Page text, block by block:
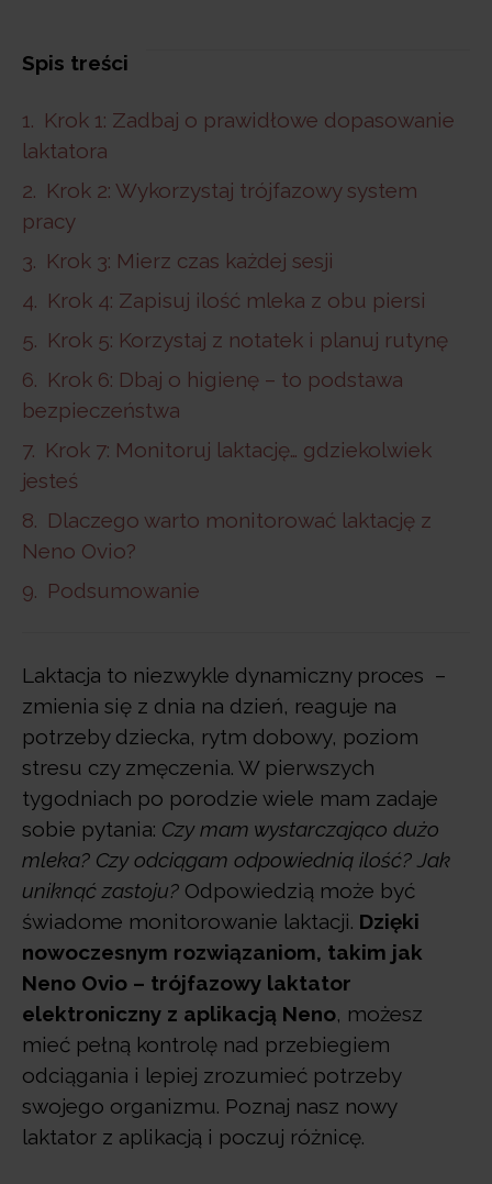
Spis treści
Krok 1: Zadbaj o prawidłowe dopasowanie
laktatora
Krok 2: Wykorzystaj trójfazowy system
pracy
Krok 3: Mierz czas każdej sesji
Krok 4: Zapisuj ilość mleka z obu piersi
Krok 5: Korzystaj z notatek i planuj rutynę
Krok 6: Dbaj o higienę – to podstawa
bezpieczeństwa
Krok 7: Monitoruj laktację… gdziekolwiek
jesteś
Dlaczego warto monitorować laktację z
Neno Ovio?
Podsumowanie
Laktacja to niezwykle dynamiczny proces –
zmienia się z dnia na dzień, reaguje na
potrzeby dziecka, rytm dobowy, poziom
stresu czy zmęczenia. W pierwszych
tygodniach po porodzie wiele mam zadaje
sobie pytania: Czy mam wystarczająco dużo
mleka? Czy odciągam odpowiednią ilość? Jak
uniknąć zastoju? Odpowiedzią może być
świadome monitorowanie laktacji. Dzięki
nowoczesnym rozwiązaniom, takim jak
Neno Ovio – trójfazowy laktator
elektroniczny z aplikacją Neno, możesz
mieć pełną kontrolę nad przebiegiem
odciągania i lepiej zrozumieć potrzeby
swojego organizmu. Poznaj nasz nowy
laktator z aplikacją i poczuj różnicę.